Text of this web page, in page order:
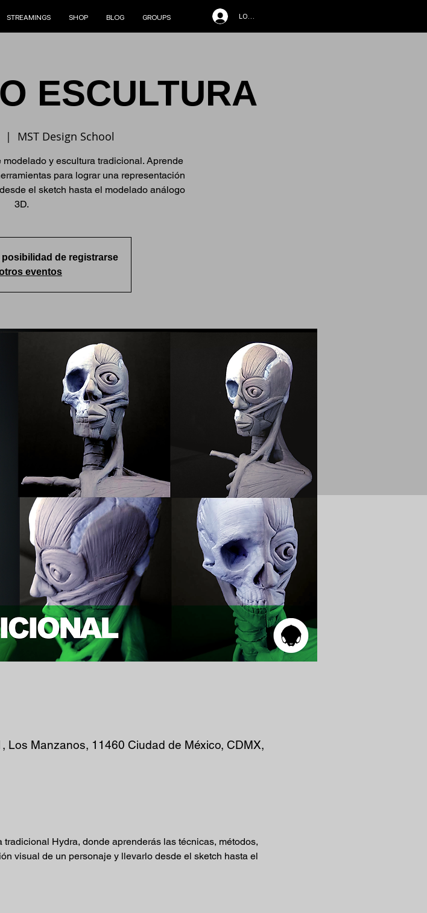
STREAMINGS SHOP BLOG GROUPS LOG IN
ESCULTURA
  |
MST Design School
y escultura tradicional. Aprende
para lograr una representación
el sketch hasta el modelado análogo
3D.
posibilidad de registrarse
eventos
Los Manzanos, 11460 Ciudad de México, CDMX,
Hydra, donde aprenderás las técnicas, métodos,
visual de un personaje y llevarlo desde el sketch hasta el